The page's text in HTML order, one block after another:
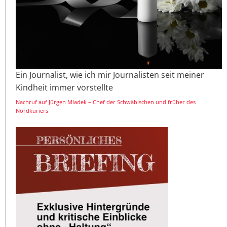
Ein Journalist, wie ich mir Journalisten seit meiner
Kindheit immer vorstellte
Nachruf auf Jürgen Mladek – Chef der Schwäbischen und früher des
Nordkuriers